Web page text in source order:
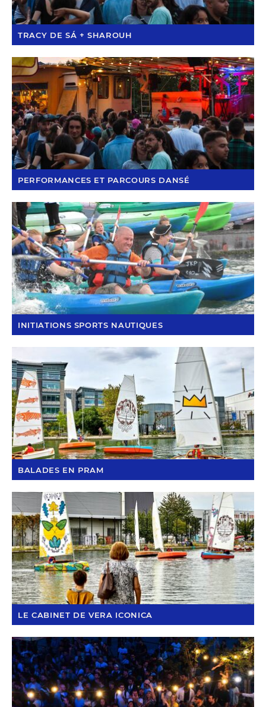
TRACY DE SÁ + SHAROUH
PERFORMANCES ET PARCOURS DANSÉ
INITIATIONS SPORTS NAUTIQUES
BALADES EN PRAM
LE CABINET DE VERA ICONICA